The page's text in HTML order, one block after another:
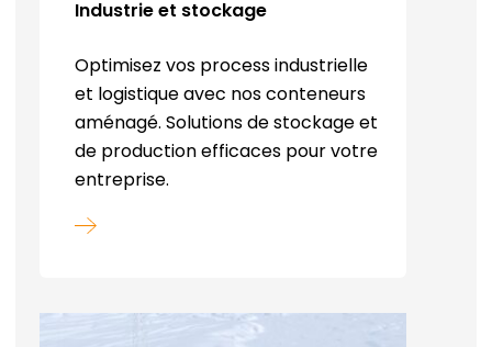
Industrie et stockage
Optimisez vos process industrielle
et logistique avec nos conteneurs
aménagé. Solutions de stockage et
de production efficaces pour votre
entreprise.